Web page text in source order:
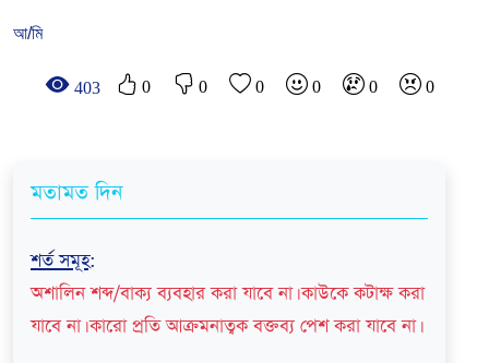
আ/মি
403 0 0 0 0 0 0
মতামত দিন
শর্ত সমূহ:
অশালিন শব্দ/বাক্য ব্যবহার করা যাবে না। কাউকে কটাক্ষ করা
যাবে না। কারো প্রতি আক্রমনাত্বক বক্তব্য পেশ করা যাবে না।